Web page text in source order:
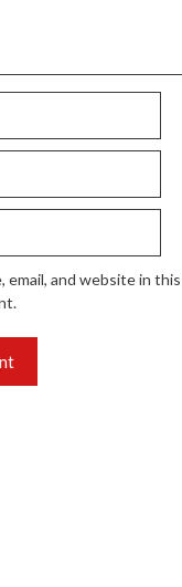
email, and website in